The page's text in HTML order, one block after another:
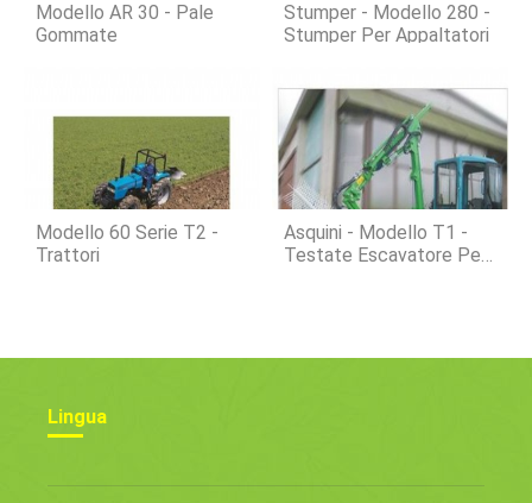
Modello AR 30 - Pale
Gommate
Stumper - Modello 280 -
Stumper Per Appaltatori
Modello 60 Serie T2 -
Trattori
Asquini - Modello T1 -
Testate Escavatore Per
Lingua